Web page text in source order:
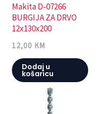
Makita D-07266
BURGIJA ZA DRVO
12x130x200
12,00 KM
Dodaj u
košaricu